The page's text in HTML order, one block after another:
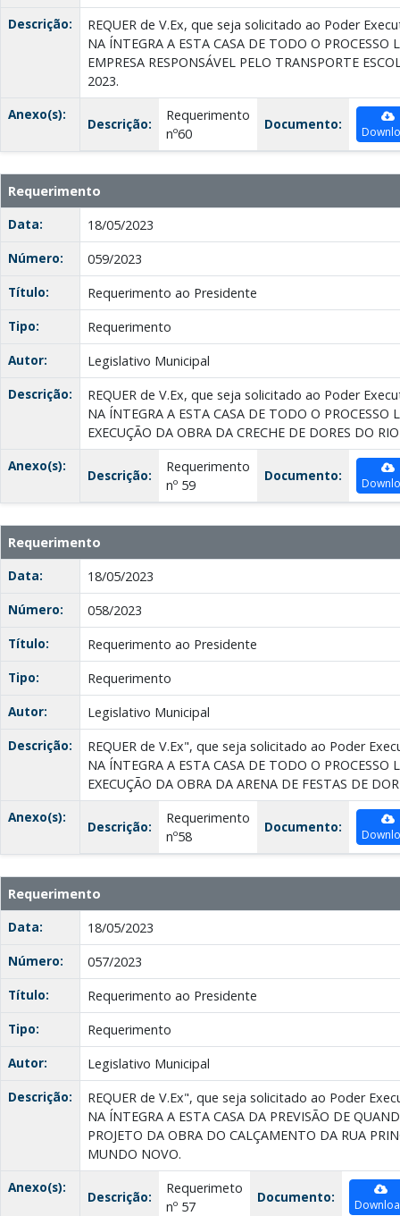
Descrição:
REQUER de V.Ex, que seja solicitado ao Poder
NA ÍNTEGRA A ESTA CASA DE TODO O
EMPRESA RESPONSÁVEL PELO TRANSPORTE
2023.
Anexo(s):
Descrição:
Requerimento
nº60
Documento:
Requerimento
Data:
18/05/2023
Número:
059/2023
Título:
Requerimento ao Presidente
Tipo:
Requerimento
Autor:
Legislativo Municipal
Descrição:
REQUER de V.Ex, que seja solicitado ao Poder
NA ÍNTEGRA A ESTA CASA DE TODO O
EXECUÇÃO DA OBRA DA CRECHE DE DORES DO
Anexo(s):
Descrição:
Requerimento
nº 59
Documento:
Requerimento
Data:
18/05/2023
Número:
058/2023
Título:
Requerimento ao Presidente
Tipo:
Requerimento
Autor:
Legislativo Municipal
Descrição:
REQUER de V.Ex", que seja solicitado ao Poder
NA ÍNTEGRA A ESTA CASA DE TODO O
EXECUÇÃO DA OBRA DA ARENA DE FESTAS DE
Anexo(s):
Descrição:
Requerimento
nº58
Documento:
Requerimento
Data:
18/05/2023
Número:
057/2023
Título:
Requerimento ao Presidente
Tipo:
Requerimento
Autor:
Legislativo Municipal
Descrição:
REQUER de V.Ex", que seja solicitado ao Poder
NA ÍNTEGRA A ESTA CASA DA PREVISÃO DE
PROJETO DA OBRA DO CALÇAMENTO DA RUA
MUNDO NOVO.
Anexo(s):
Descrição:
Requerimeto
nº 57
Documento: